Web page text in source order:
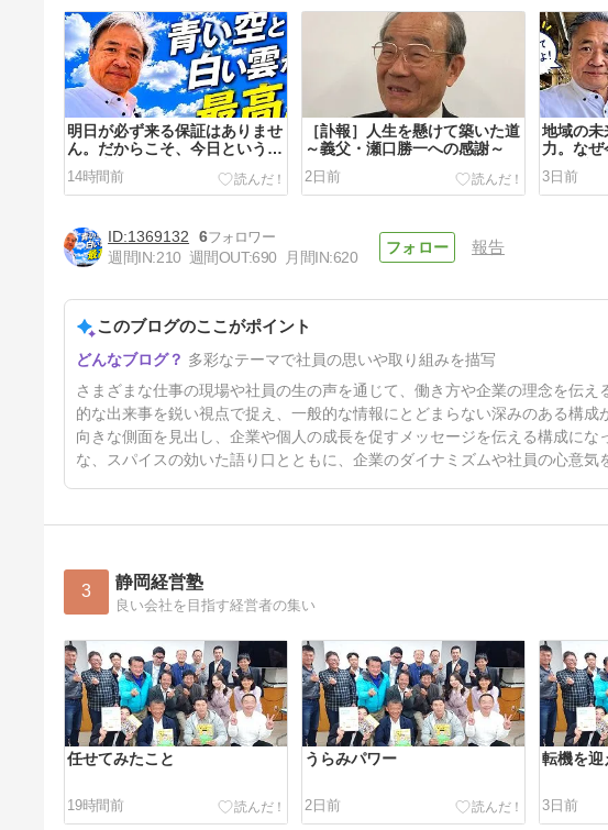
明日が必ず来る保証はありませ
ん。だからこそ、今日という一
日を大切に。
14時間前
［訃報］人生を懸けて築いた道
～義父・瀬口勝一への感謝～
2日前
地域の未
力。なぜ
用”が必
3日前
「変化こそ常道」――わが社の
経営理念について
5日前
1369132
6
週間IN:210 週間OUT:690 月間IN:620
報告
このブログのここがポイント
多彩なテーマで社員の思いや取り組みを描写
さまざまな仕事の現場や社員の生の声を通じて、働き方や企業の理念を伝
的な出来事を鋭い視点で捉え、一般的な情報にとどまらない深みのある構
向きな側面を見出し、企業や個人の成長を促すメッセージを伝える構成に
な、スパイスの効いた語り口とともに、企業のダイナミズムや社員の心意気
3 静岡経営塾
良い会社を目指す経営者の集い
任せてみたこと
19時間前
うらみパワー
2日前
転機を迎
3日前